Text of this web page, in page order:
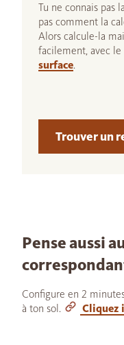
Tu ne connais pas
pas comment la
Alors calcule-la
facilement, avec le
surface.
Trouver un
Pense aussi
Configure en 2
à ton sol.
Cliquez